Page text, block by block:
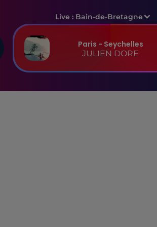
Live : Bain-de-Bretagne
Paris - Seychelles
JULIEN DORE